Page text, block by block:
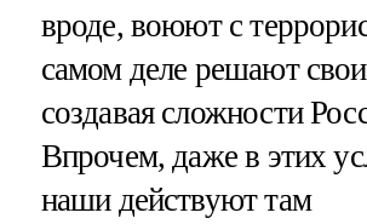
вроде, воюют с
самом деле решают
создавая сложности
Впрочем, даже в этих
наши действуют там